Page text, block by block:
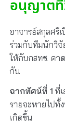
อนุญาต
อาจารย์สกุลศรี
ร่วมกับทีมนักวิจั
ให้กับกสทช. ค
กัน
ฉากทัศน์ที่ 1 ที่
รายจะหายไปทั้
เกิดขึ้น